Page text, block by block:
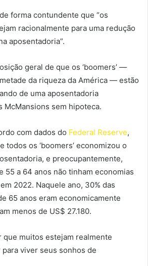
forma contundente que “os
racionalmente para uma redução
aposentadoria”.
geral de que os ‘boomers’ —
da riqueza da América — estão
de uma aposentadoria
McMansions sem hipoteca.
com dados do Federal Reserve,
todos os ‘boomers’ economizou o
e preocupantemente,
55 a 64 anos não tinham economias
2022. Naquele ano, 30% das
65 anos eram economicamente
menos de US$ 27.180.
que muitos estejam realmente
viver seus sonhos de